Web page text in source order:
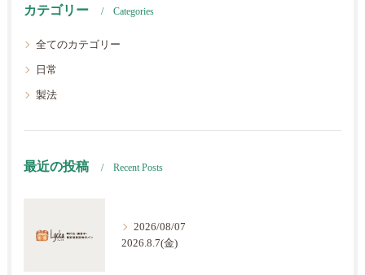
カテゴリー Categories
全てのカテゴリー
日常
製法
最近の投稿 Recent Posts
2026/08/07
2026.8.7(金)